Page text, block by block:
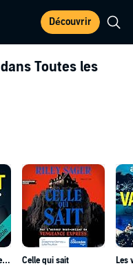
Découvrir
dans Toutes les
Il Ment Un peu… Beaucoup
Celle qui sait
Les